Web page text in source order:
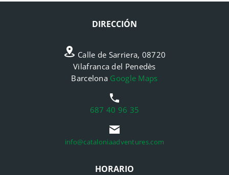
DIRECCIÓN
Calle de Sarriera, 08720
Vilafranca del Penedès
Barcelona Google Maps
687 40 96 35
info@cataloniaadventures.com
HORARIO